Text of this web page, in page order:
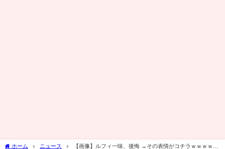
ホーム ニュース
【画像】ルフィ一味、後悔 →その表情がコチラｗｗｗｗｗ